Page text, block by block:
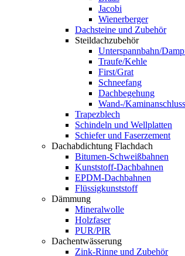
Jacobi
Wienerberger
Dachsteine und Zubehör
Steildachzubehör
Unterspannbahn/
Traufe/Kehle
First/Grat
Schneefang
Dachbegehung
Wand-/Kaminanschluss
Trapezblech
Schindeln und Wellplatten
Schiefer und Faserzement
Dachabdichtung Flachdach
Bitumen-Schweißbahnen
Kunststoff-Dachbahnen
EPDM-Dachbahnen
Flüssigkunststoff
Dämmung
Mineralwolle
Holzfaser
PUR/PIR
Dachentwässerung
Zink-Rinne und Zubehör